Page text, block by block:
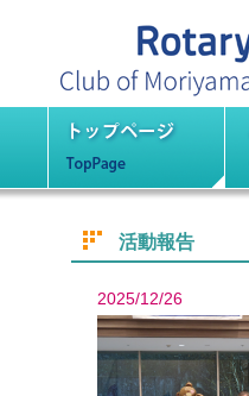
活動報告
2025/12/26